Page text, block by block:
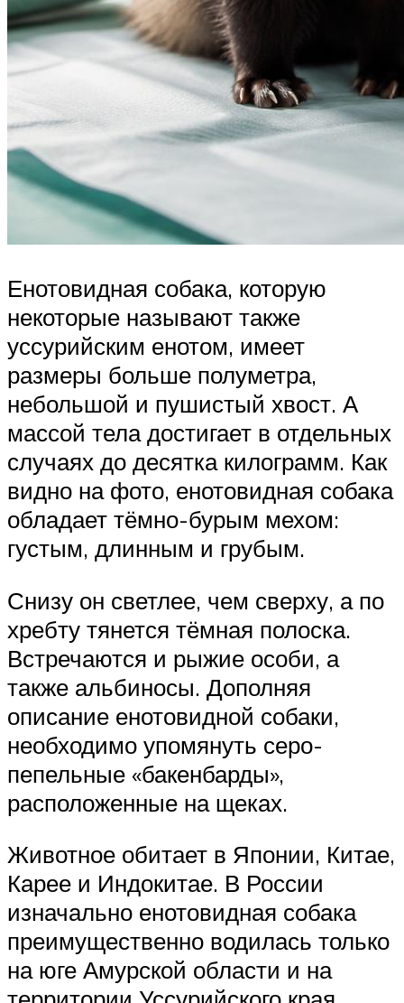
Енотовидная собака, которую
некоторые называют также
уссурийским енотом, имеет
размеры больше полуметра,
небольшой и пушистый хвост. А
массой тела достигает в отдельных
случаях до десятка килограмм. Как
видно на фото, енотовидная собака
обладает тёмно-бурым мехом:
густым, длинным и грубым.
Снизу он светлее, чем сверху, а по
хребту тянется тёмная полоска.
Встречаются и рыжие особи, а
также альбиносы. Дополняя
описание енотовидной собаки,
необходимо упомянуть серо-
пепельные «бакенбарды»,
расположенные на щеках.
Животное обитает в Японии, Китае,
Карее и Индокитае. В России
изначально енотовидная собака
преимущественно водилась только
на юге Амурской области и на